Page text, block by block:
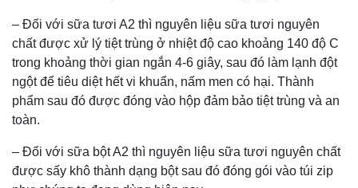
– Đối với sữa tươi A2 thì nguyên liệu sữa tươi nguyên
chất được xử lý tiệt trùng ở nhiệt độ cao khoảng 140 độ C
trong khoảng thời gian ngắn 4-6 giây, sau đó làm lạnh đột
ngột để tiêu diệt hết vi khuẩn, nấm men có hại. Thành
phẩm sau đó được đóng vào hộp đảm bảo tiệt trùng và an
toàn.
– Đối với sữa bột A2 thì nguyên liệu sữa tươi nguyên chất
được sấy khô thành dạng bột sau đó đóng gói vào túi zip